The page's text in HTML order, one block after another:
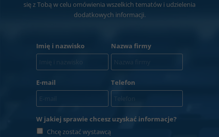
się z Tobą w celu omówienia wszelkich tematów i udzielenia
dodatkowych informacji.
Imię i nazwisko Nazwa firmy
E-mail Telefon
W jakiej sprawie chcesz uzyskać informacje?
Chcę zostać wystawcą